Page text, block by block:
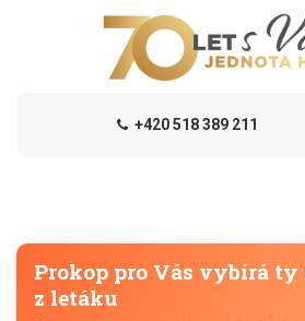
+420 518 389 211
Prokop pro Vás vybírá ty
z letáku